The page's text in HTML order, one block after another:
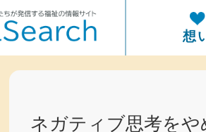
想
ネガティブ思考を